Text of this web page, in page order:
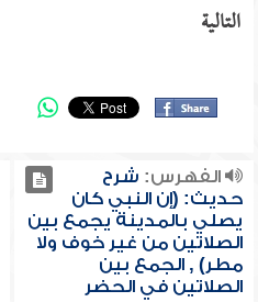
التالية
الفهرس: شرح
حديث: (إن النبي كان
يصلي بالمدينة يجمع بين
الصلاتين من غير خوف ولا
مطر) , الجمع بين
الصلاتين في الحضر